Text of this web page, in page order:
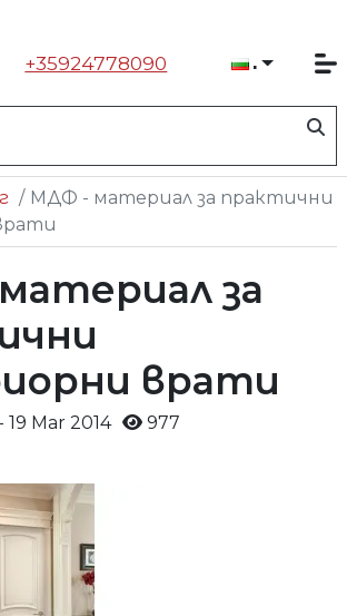
+35924778090
МДФ - материал за практични
за
врати
- 19 Mar 2014
977